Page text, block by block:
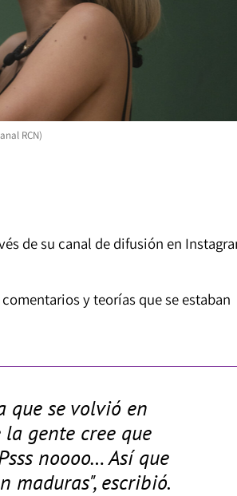
RCN)
de su canal de difusión en
y teorías que se estaban
que se volvió en
la gente cree que
noooo… Así que
maduras", escribió.